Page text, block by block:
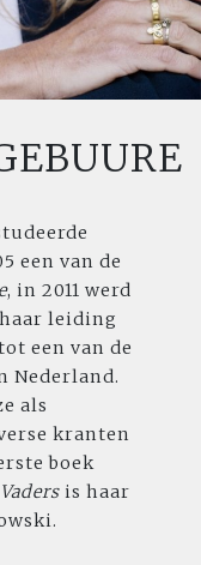
een van de
, in 2011 werd
leiding
een van de
Nederland.
als
kranten
boek
Vaders is haar